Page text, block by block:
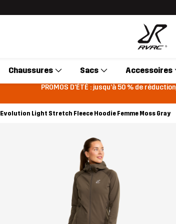
Chaussures Sacs Accessoires
PROMOS D'ÉTÉ : jusqu’à 50 % de réduction
Evolution Light Stretch Fleece Hoodie Femme Moss Gray